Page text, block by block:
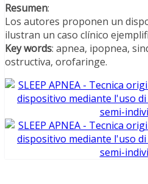
Resumen:
Los autores proponen un
ilustran un caso clínico
Key words: apnea, ipopnea,
ostructiva, orofaringe.